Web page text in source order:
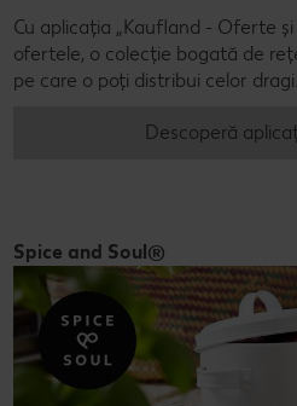
Cu aplicația „Kaufland - Oferte
ofertele, o colecție bogată de
pe care o poți distribui celor dragi.
Descoperă
Spice and Soul®